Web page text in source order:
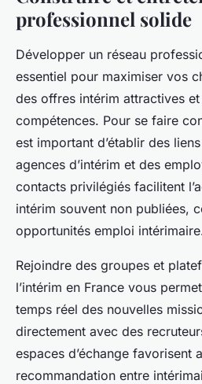
professionnel solide
Développer un réseau
essentiel pour maximiser vos
des offres intérim attractives
compétences. Pour se faire
est important d’établir des
agences d’intérim et des
contacts privilégiés facilitent
intérim souvent non publiées,
opportunités emploi
Rejoindre des groupes et
l’intérim en France vous
temps réel des nouvelles
directement avec des
espaces d’échange favorisent
recommandation entre